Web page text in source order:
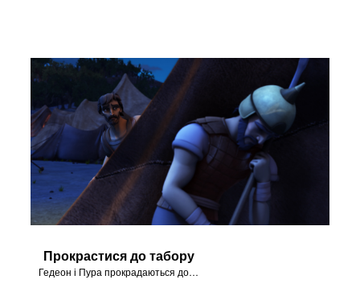
Прокрастися до табору
Гедеон і Пура прокрадаються до табору мідіянітян.